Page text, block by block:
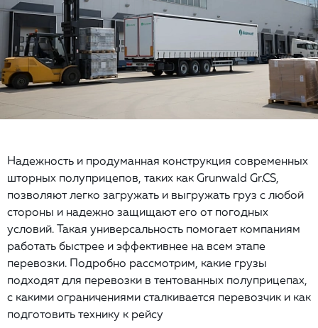
Надежность и продуманная конструкция современных
шторных полуприцепов, таких как Grunwald Gr.CS,
позволяют легко загружать и выгружать груз с любой
стороны и надежно защищают его от погодных
условий. Такая универсальность помогает компаниям
работать быстрее и эффективнее на всем этапе
перевозки. Подробно рассмотрим, какие грузы
подходят для перевозки в тентованных полуприцепах,
с какими ограничениями сталкивается перевозчик и как
подготовить технику к рейсу